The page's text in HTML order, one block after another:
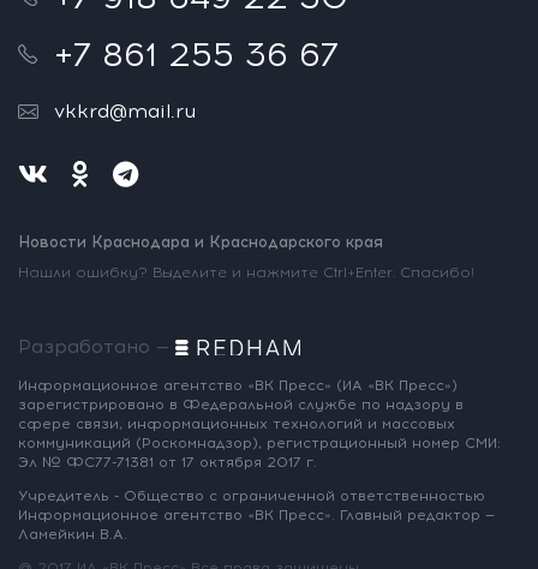
+7 861 255 36 67
vkkrd@mail.ru
Новости Краснодара и Краснодарского края
Нашли ошибку? Выделите и нажмите Ctrl+Enter. Спасибо!
Разработано —
Информационное агентство «ВК Пресс» (ИА «ВК Пресс»)
зарегистрировано в Федеральной службе по надзору в
сфере связи, информационных технологий и массовых
коммуникаций (Роскомнадзор), регистрационный номер СМИ:
Эл № ФС77-71381 от 17 октября 2017 г.
Учредитель - Общество с ограниченной ответственностью
Информационное агентство «ВК Пресс».
Главный редактор —
Ламейкин В.А.